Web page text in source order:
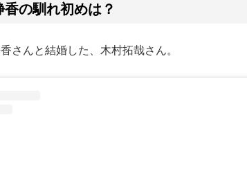
の馴れ初めは？
さんと結婚した、木村拓哉さん。